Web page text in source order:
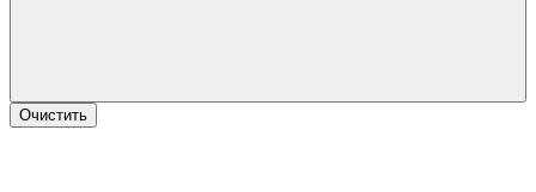
Очистить